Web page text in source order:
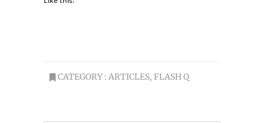
CATEGORY : ARTICLES, FLASH Q